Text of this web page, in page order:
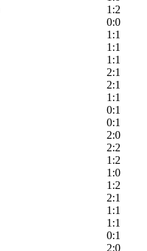
1:2
0:0
1:1
1:1
1:1
2:1
2:1
1:1
0:1
0:1
2:0
2:2
1:2
1:0
1:2
2:1
1:1
1:1
0:1
2:0